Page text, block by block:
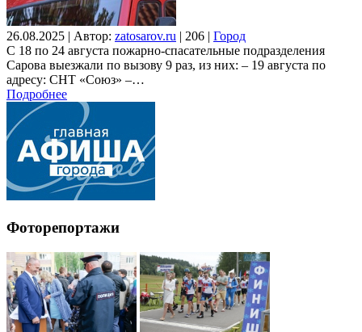
26.08.2025 | Автор: zatosarov.ru | 206 | Город
С 18 по 24 августа пожарно-спасательные подразделения
Сарова выезжали по вызову 9 раз, из них: – 19 августа по
адресу: СНТ «Союз» –…
Подробнее
Фоторепортажи